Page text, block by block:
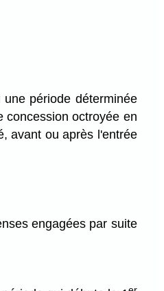
période déterminée
concession octroyée en
avant ou après l'entrée
engagées par suite